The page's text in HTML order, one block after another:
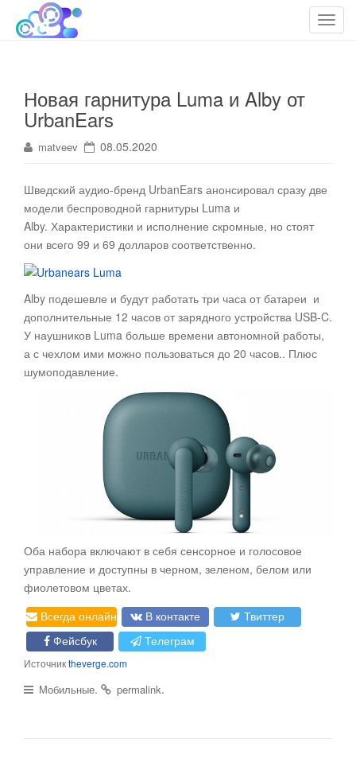
T
i
Облако технологий
cloudteh.ru
Новая гарнитура Luma и Alby от
UrbanEars
matveev 08.05.2020
Шведский аудио-бренд UrbanEars анонсировал сразу две
модели беспроводной гарнитуры Luma и
Alby. Характеристики и исполнение скромные, но стоят
они всего 99 и 69 долларов соответственно.
Alby подешевле и будут работать три часа от батареи и
дополнительные 12 часов от зарядного устройства USB-C.
У наушников Luma больше времени автономной работы,
а с чехлом ими можно пользоваться до 20 часов.. Плюс
шумоподавление.
Оба набора включают в себя сенсорное и голосовое
управление и доступны в черном, зеленом, белом или
фиолетовом цветах.
Всегда онлайн
В контакте
Твиттер
Фейсбук
Телеграм
Источникtheverge.com
Мобильные. permalink.